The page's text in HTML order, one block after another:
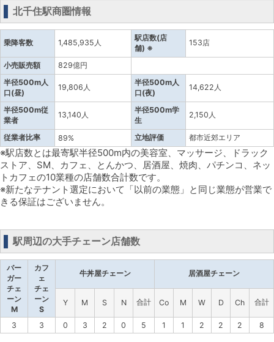
北千住駅商圏情報
乗降客数 1,485,935人
駅店数(店
舗) ※
153店
小売販売額
829億円
半径500m人
口(昼)
19,806人
半径500m人
口(夜)
14,622人
半径500m従
業者
13,140人
半径500m学
生
2,150人
従業者比率 89% 立地評価 都市近郊エリア
※駅店数とは最寄駅半径500m内の美容室、マッサージ、ドラック
ストア、SM、カフェ、とんかつ、居酒屋、焼肉、パチンコ、ネッ
トカフェの10業種の店舗数合計数です。
※新たなテナント選定において「以前の業態」と同じ業態が営業で
きる保証はございません。
駅周辺の大手チェーン店舗数
バー
ガー
チェ
ーン
M
カフ
ェ
チェ
ーン
S
牛丼屋チェーン 居酒屋チェーン
Y M S N 合計 Co M W D Ch 合計
3 3 0 3 2 0 5 1 1 2 2 2 8